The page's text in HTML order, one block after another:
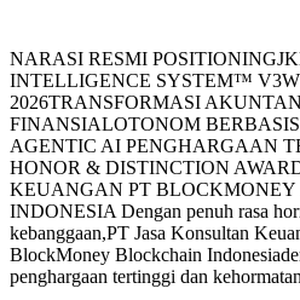
PRIHARTANADI
DAN
ARSITEKTUR
KENDALI
NASIONAL
BY
PT
JASA
KONSULTAN
KEUANGAN
PENULIS:
WIDI
PRIHARTANADI
POSITIONING
JKK
FINANCIAL
INTELLIGENCE
SYSTEM™
V3
WHITE
PAPER
STRATEGIS
2026
TRANSFORMASI
NARASI RESMI
INTELLIGENCE SYSTEM™
2026TRANSFORMASI
FINANSIALOTONOM
AGENTIC AI PENGHARGAAN
HONOR & DISTINCTION
KEUANGAN PT
INDONESIA Dengan penuh rasa
kebanggaan,PT Jasa Konsultan
BlockMoney Blockchain
penghargaan tertinggi dan